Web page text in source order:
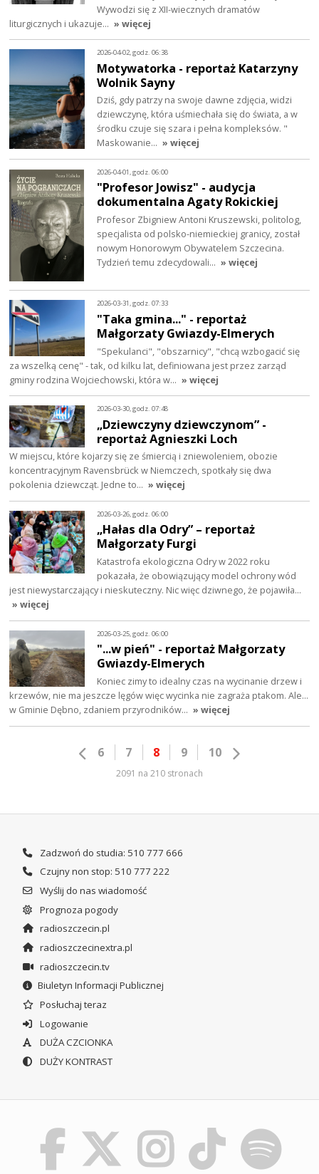
Wywodzi się z XII-wiecznych dramatów
liturgicznych i ukazuje… » więcej
2026-04-02, godz. 06:38
Motywatorka - reportaż Katarzyny
Wolnik Sayny
Dziś, gdy patrzy na swoje dawne zdjęcia, widzi
dziewczynę, która uśmiechała się do świata, a w
środku czuje się szara i pełna kompleksów. "
Maskowanie… » więcej
2026-04-01, godz. 06:00
"Profesor Jowisz" - audycja
dokumentalna Agaty Rokickiej
Profesor Zbigniew Antoni Kruszewski, politolog,
specjalista od polsko-niemieckiej granicy, został
nowym Honorowym Obywatelem Szczecina.
Tydzień temu zdecydowali… » więcej
2026-03-31, godz. 07:33
"Taka gmina..." - reportaż
Małgorzaty Gwiazdy-Elmerych
"Spekulanci", "obszarnicy", "chcą wzbogacić się
za wszelką cenę" - tak, od kilku lat, definiowana jest przez zarząd
gminy rodzina Wojciechowski, która w… » więcej
2026-03-30, godz. 07:48
„Dziewczyny dziewczynom” -
reportaż Agnieszki Loch
W miejscu, które kojarzy się ze śmiercią i zniewoleniem, obozie
koncentracyjnym Ravensbrück w Niemczech, spotkały się dwa
pokolenia dziewcząt. Jedne to… » więcej
2026-03-26, godz. 06:00
„Hałas dla Odry” – reportaż
Małgorzaty Furgi
Katastrofa ekologiczna Odry w 2022 roku
pokazała, że obowiązujący model ochrony wód
jest niewystarczający i nieskuteczny. Nic więc dziwnego, że pojawiła…
» więcej
2026-03-25, godz. 06:00
"...w pień" - reportaż Małgorzaty
Gwiazdy-Elmerych
Koniec zimy to idealny czas na wycinanie drzew i
krzewów, nie ma jeszcze lęgów więc wycinka nie zagraża ptakom. Ale...
w Gminie Dębno, zdaniem przyrodników… » więcej
6 7 8 9 10
2091 na 210 stronach
Zadzwoń do studia: 510 777 666
Czujny non stop: 510 777 222
Wyślij do nas wiadomość
Prognoza pogody
radioszczecin.pl
radioszczecinextra.pl
radioszczecin.tv
Biuletyn Informacji Publicznej
Posłuchaj teraz
Logowanie
DUŻA CZCIONKA
DUŻY KONTRAST